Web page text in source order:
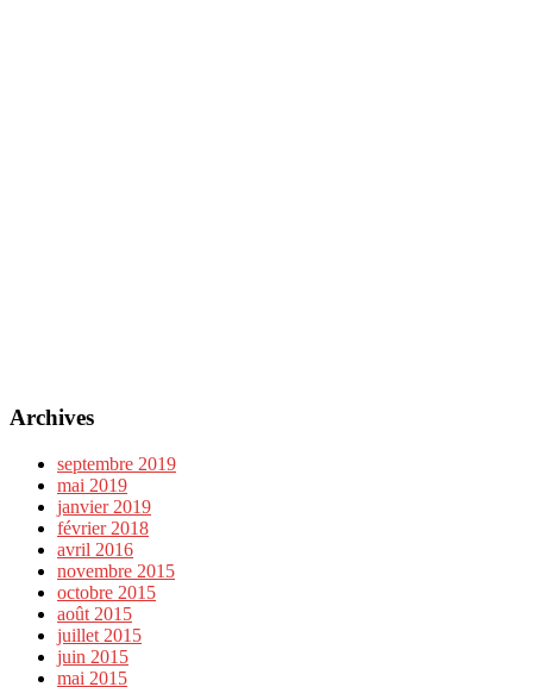
Archives
septembre 2019
mai 2019
janvier 2019
février 2018
avril 2016
novembre 2015
octobre 2015
août 2015
juillet 2015
juin 2015
mai 2015